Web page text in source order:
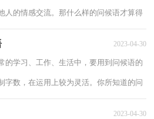
人的情感交流。那什么样的问候语才算得
2023-04-30
的学习、工作、生活中，要用到问候语的
字数，在运用上较为灵活。你所知道的问
2023-04-30